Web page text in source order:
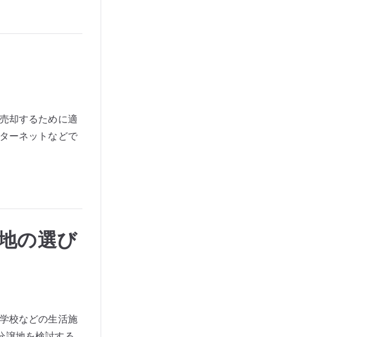
却するために適
ーネットなどで
の選び
校などの生活施